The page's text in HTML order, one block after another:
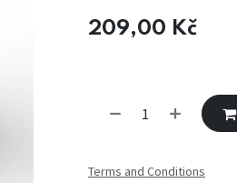
209,00 Kč
Terms and Conditions